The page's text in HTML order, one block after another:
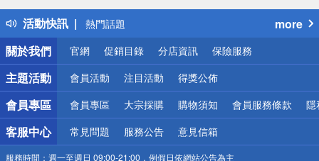
活動快訊
得獎公告
熱門話題
銀行優惠
偏遠地區配送
詐騙網頁！請小心！
more
關於我們
官網 促銷目錄 分店資訊 保險服務
主題活動 會員活動 注目活動 得獎公佈
會員專區 會員專區 大宗採購 購物須知 會員服務條款 隱
客服中心 常見問題 服務公告 意見信箱
服務時間： 週一至週日 09:00-21:00，例假日依網站公告為主